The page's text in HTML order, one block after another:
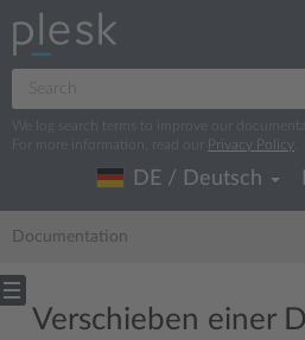
We log search terms to improve our
For more information, read our
Privacy Policy
DE / Deutsch
Documentation
Verschieben einer